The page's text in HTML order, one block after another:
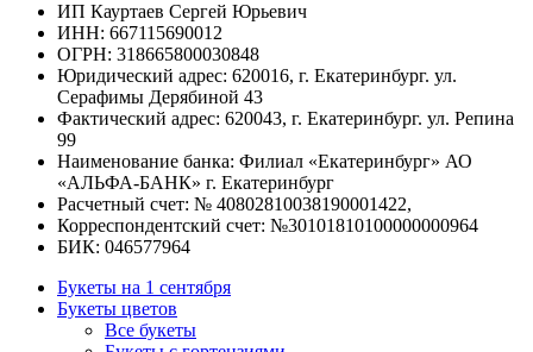
ИП Кауртаев Сергей Юрьевич
ИНН: 667115690012
ОГРН: 318665800030848
Юридический адрес: 620016, г. Екатеринбург. ул.
Серафимы Дерябиной 43
Фактический адрес: 620043, г. Екатеринбург. ул. Репина
99
Наименование банка: Филиал «Екатеринбург» АО
«АЛЬФА-БАНК» г. Екатеринбург
Расчетный счет: № 40802810038190001422,
Корреспондентский счет: №30101810100000000964
БИК: 046577964
Букеты на 1 сентября
Букеты цветов
Все букеты